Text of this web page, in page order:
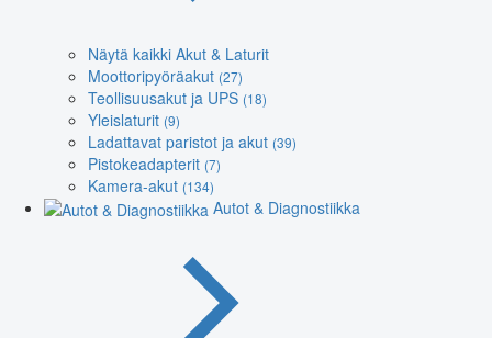
Näytä kaikki Akut & Laturit
Moottoripyöräakut (27)
Teollisuusakut ja UPS (18)
Yleislaturit (9)
Ladattavat paristot ja akut (39)
Pistokeadapterit (7)
Kamera-akut (134)
Autot & Diagnostiikka